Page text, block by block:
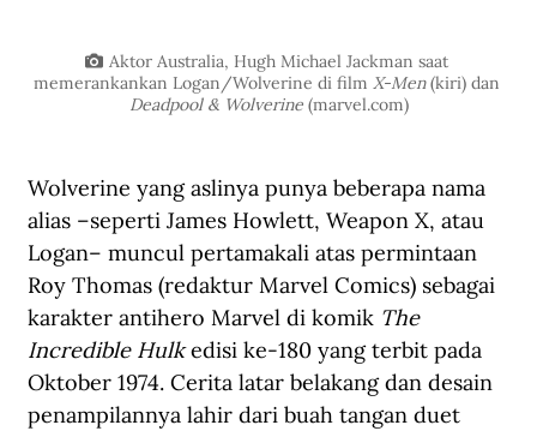
Aktor Australia, Hugh Michael Jackman saat
memerankankan Logan/Wolverine di film X-Men (kiri) dan
Deadpool & Wolverine (marvel.com)
Wolverine yang aslinya punya beberapa nama
alias –seperti James Howlett, Weapon X, atau
Logan– muncul pertamakali atas permintaan
Roy Thomas (redaktur Marvel Comics) sebagai
karakter antihero Marvel di komik The
Incredible Hulk edisi ke-180 yang terbit pada
Oktober 1974. Cerita latar belakang dan desain
penampilannya lahir dari buah tangan duet